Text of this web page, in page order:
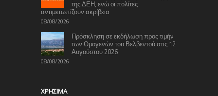
της ΔΕΗ, ενώ οι πολίτες
αντιμετωπίζουν ακρίβεια
08/08/2026
Πρόσκληση σε εκδήλωση προς τιμήν
των Ομογενών του Βελβεντού στις 12
Αυγούστου 2026
08/08/2026
ΧΡΉΣΙΜΑ